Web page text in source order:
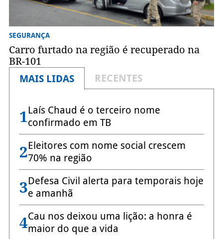
SEGURANÇA
Carro furtado na região é recuperado na
BR-101
MAIS LIDAS
RECENTES
1Laís Chaud é o terceiro nome
confirmado em TB
2Eleitores com nome social crescem
70% na região
3Defesa Civil alerta para temporais hoje
e amanhã
4Cau nos deixou uma lição: a honra é
maior do que a vida